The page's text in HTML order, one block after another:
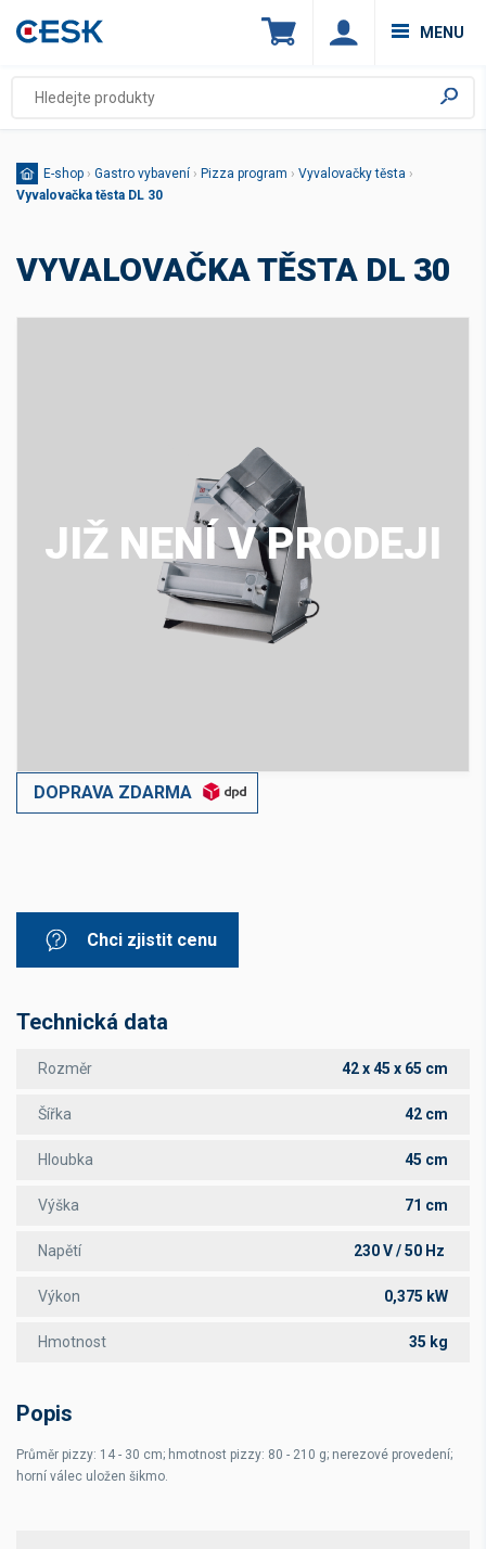
MENU
E-shop › Gastro vybavení › Pizza program › Vyvalovačky těsta ›
Vyvalovačka těsta DL 30
VYVALOVAČKA TĚSTA DL 30
JIŽ NENÍ V PRODEJI
DOPRAVA ZDARMA
Chci zjistit cenu
Technická data
Rozměr 42 x 45 x 65 cm
Šířka 42 cm
Hloubka 45 cm
Výška 71 cm
Napětí 230 V / 50 Hz
Výkon 0,375 kW
Hmotnost 35 kg
Popis
Průměr pizzy: 14 - 30 cm; hmotnost pizzy: 80 - 210 g; nerezové provedení;
horní válec uložen šikmo.